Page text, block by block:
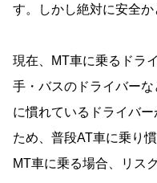
す。しかし絶対に安全か
現在、MT車に乗るドラ
手・バスのドライバー
に慣れているドライバ
ため、普段AT車に乗り
MT車に乗る場合、リス